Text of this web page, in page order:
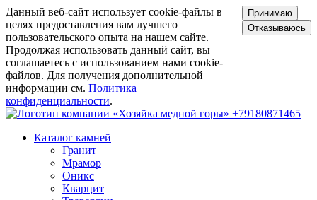
Данный веб-сайт использует cookie-файлы в
целях предоставления вам лучшего
пользовательского опыта на нашем сайте.
Продолжая использовать данный сайт, вы
соглашаетесь с использованием нами cookie-
файлов. Для получения дополнительной
информации см. Политика
конфиденциальности.
Принимаю
Отказываюсь
+79180871465
Каталог камней
Гранит
Мрамор
Оникс
Кварцит